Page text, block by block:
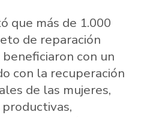
que más de 1.000
de reparación
con un
con la recuperación
de las mujeres,